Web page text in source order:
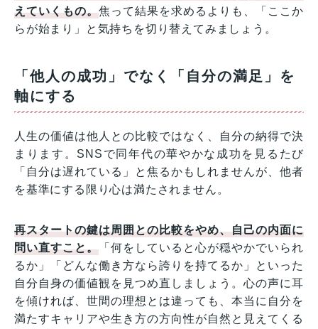
えていくもの。焦って結果を求めるよりも、「ここか
らが始まり」と気持ちを切り替えてみましょう。
「他人の成功」でなく「自分の満足」を
軸にする
人生の価値は他人との比較ではなく、自分の納得で決
まります。SNSで同年代の華やかな成功を見るたび
「自分は遅れている」と焦るかもしれませんが、他者
を基準にする限り心は満たされません。
再スタートの鍵は周囲との比較をやめ、自己の内面に
問い直すこと。 「何をしていると心が穏やかでいられ
るか」「どんな働き方なら誇りを持てるか」といった
自分自身の価値観を見つめ直しましょう。心の声に耳
を傾ければ、世間の理想とは違っても、本当に自分を
満たすキャリアや生き方の方向性が自然と見えてくる